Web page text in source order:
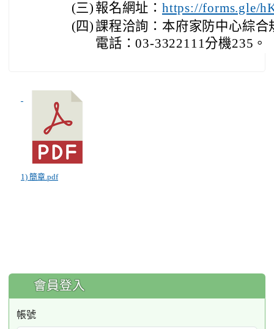
(三) 報名網址： https://forms.gle/
(四)課程洽詢：本府家防中心綜
電話：03-3322111分機235。
1) 簡章.pdf
:::
會員登入
帳號